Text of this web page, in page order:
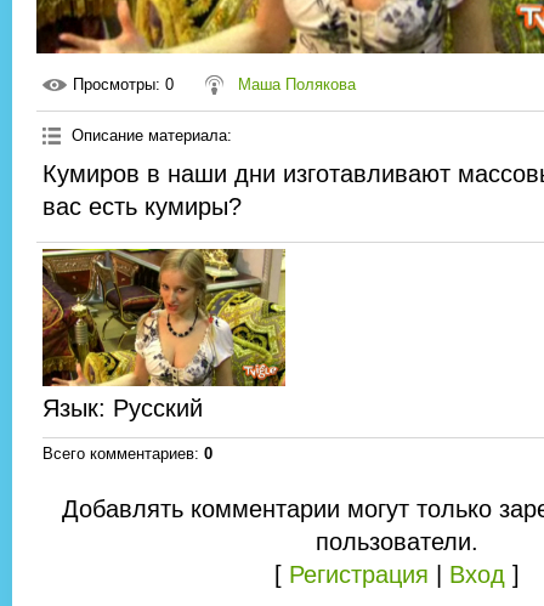
Просмотры: 0 Маша Полякова
Описание материала:
Кумиров в наши дни изготавливают
вас есть кумиры?
Язык: Русский
Всего комментариев: 0
Добавлять комментарии могут только
пользователи.
[ Регистрация Вход ]